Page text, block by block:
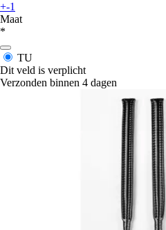
+-1
Maat
*
TU
Dit veld is verplicht
Verzonden binnen 4 dagen